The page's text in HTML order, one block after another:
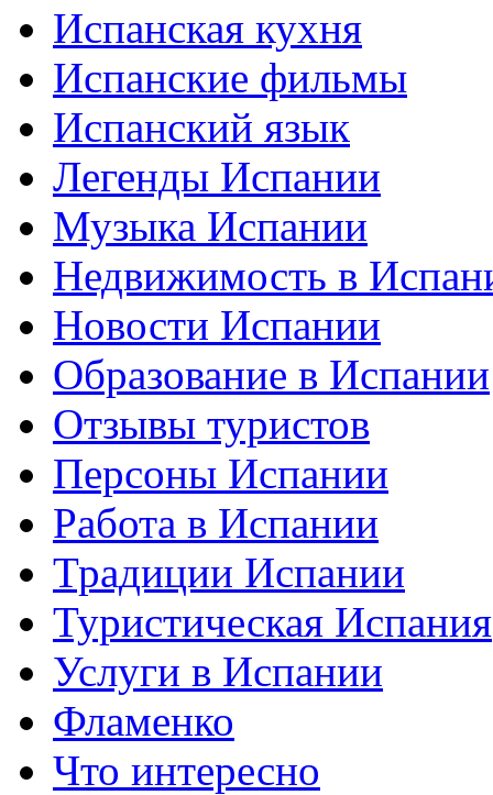
Испанская кухня
Испанские фильмы
Испанский язык
Легенды Испании
Музыка Испании
Недвижимость в
Новости Испании
Образование в Испании
Отзывы туристов
Персоны Испании
Работа в Испании
Традиции Испании
Туристическая Испания
Услуги в Испании
Фламенко
Что интересно